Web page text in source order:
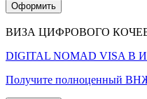
Оформить
ВИЗА ЦИФРОВОГО
DIGITAL NOMAD VISA В
Получите полноценный